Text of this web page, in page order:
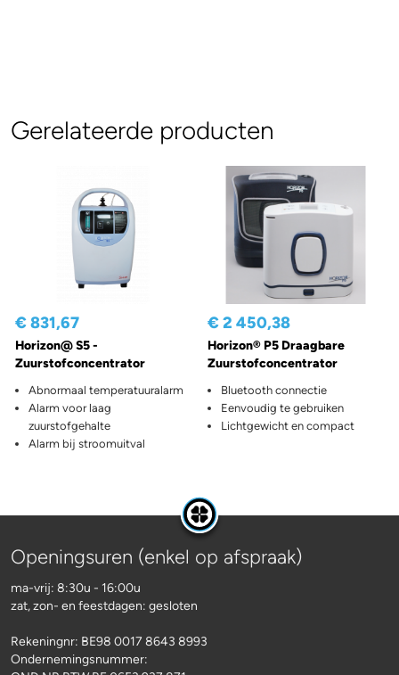
Gerelateerde producten
€ 831,67
Horizon@ S5 -
Zuurstofconcentrator
Abnormaal temperatuuralarm
Alarm voor laag
zuurstofgehalte
Alarm bij stroomuitval
€ 2 450,38
Horizon® P5 Draagbare
Zuurstofconcentrator
Bluetooth connectie
Eenvoudig te gebruiken
Lichtgewicht en compact
Openingsuren (enkel op afspraak)
ma-vrij: 8:30u - 16:00u
zat, zon- en feestdagen: gesloten
Rekeningnr: BE98 0017 8643 8993
Ondernemingsnummer: